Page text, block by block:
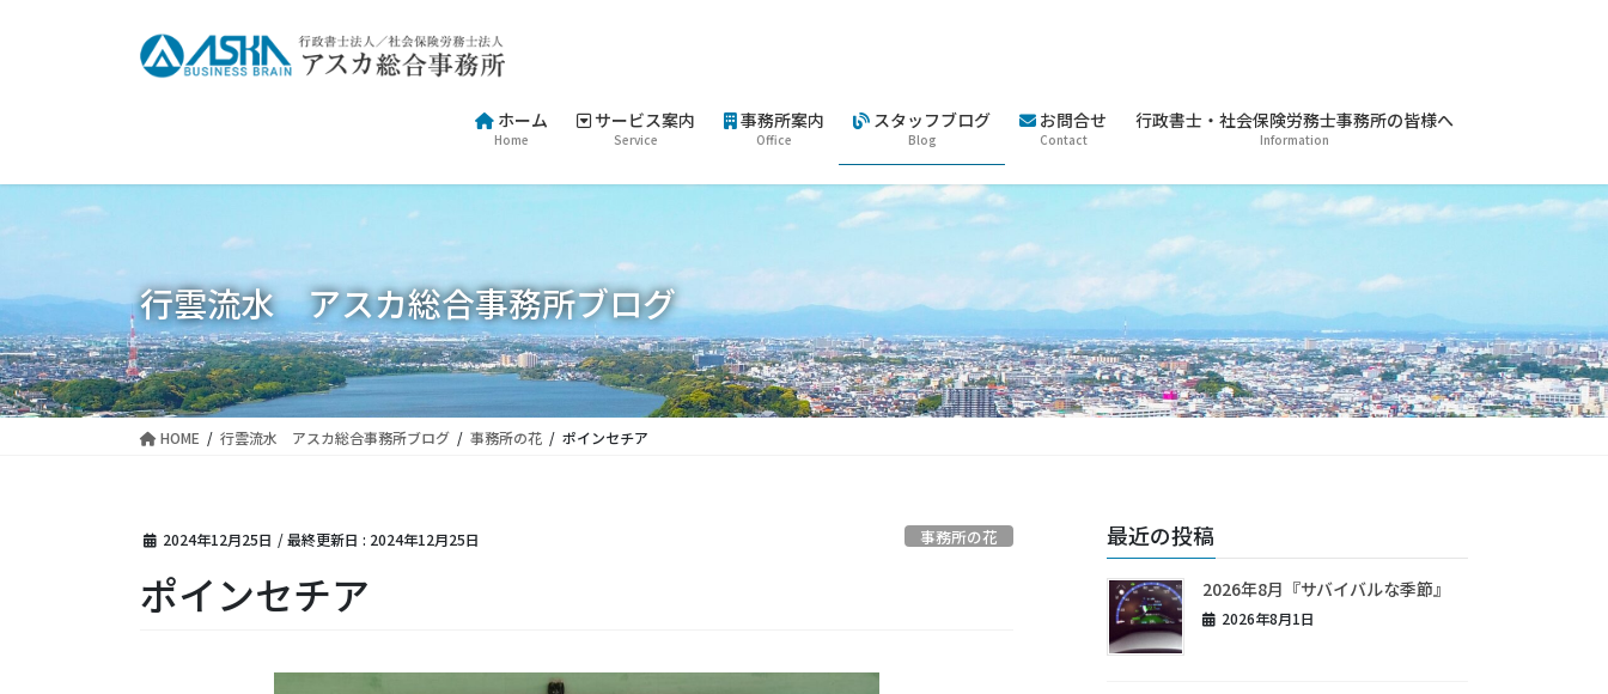
移
ン
ホーム
Home
サービス案内
Service
事務所案内
Office
スタッフブログ
Blog
お問合せ
Contact
行政書士・社会保険労務士事務所の皆様へ
Information
行雲流水 アスカ総合事務所ブログ
HOME 行雲流水 アスカ総合事務所ブログ 事務所の花 ポインセチア
2024年12月25日 / 最終更新日 : 2024年12月25日 事務所の花
ポインセチア
最近の投稿
2026年8月『サバイバルな季節』
2026年8月1日